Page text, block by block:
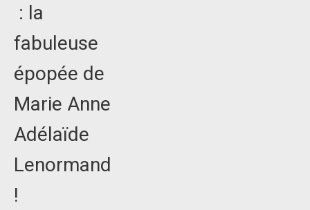
: la
fabuleuse
épopée de
Marie Anne
Adélaïde
Lenormand
!